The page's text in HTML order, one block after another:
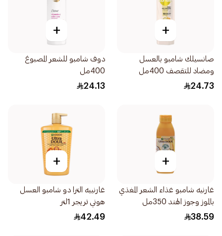
+
صانسيلك شامبو بالعسل
ومضاد للتقصف 400مل
24.73
+
دوف شامبو للشعر المصبوغ
400مل
24.13
+
غارنيه شامبو غذاء الشعر المغذي
بالموز وجوز الهند 350مل
38.59
+
غارنييه الترا دو شامبو العسل
هوني تريجر 1لتر
42.49